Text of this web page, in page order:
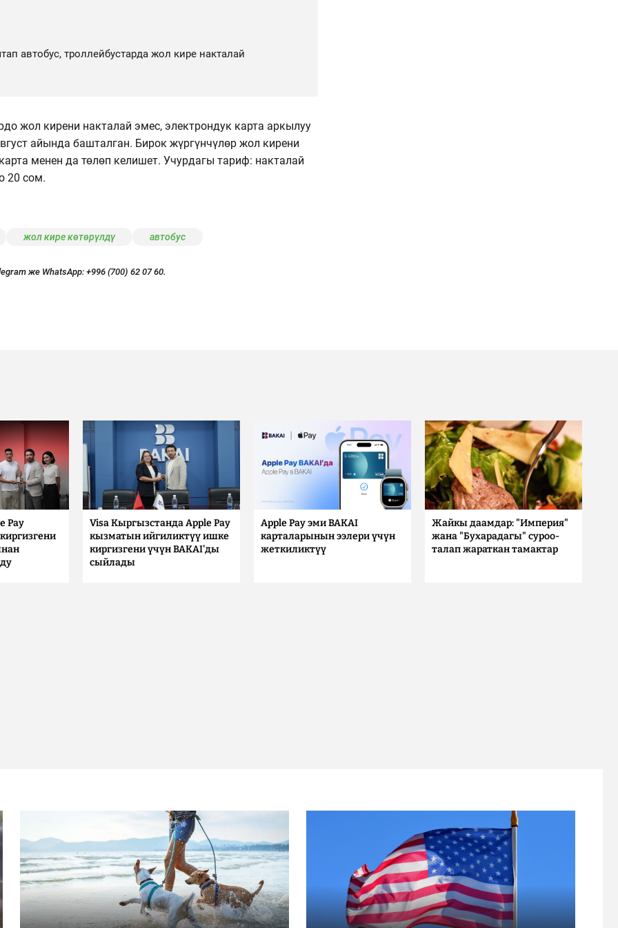
автобус, троллейбустарда жол кире накталай
жол кирени накталай эмес, электрондук карта аркылуу
айында башталган. Бирок жүргүнчүлөр жол кирени
менен да төлөп келишет. Учурдагы тариф: накталай
20 сом.
жол кире көтөрүлдү автобус
же WhatsApp: +996 (700) 62 07 60.
Pay
Visa Кыргызстанда Apple Pay
кызматын ийгиликтүү ишке
киргизгени үчүн BAKAI'ды
сыйлады
Apple Pay эми BAKAI
карталарынын ээлери үчүн
жеткиликтүү
Жайкы даамдар: "Империя"
жана "Бухарадагы" суроо-
талап жараткан тамактар